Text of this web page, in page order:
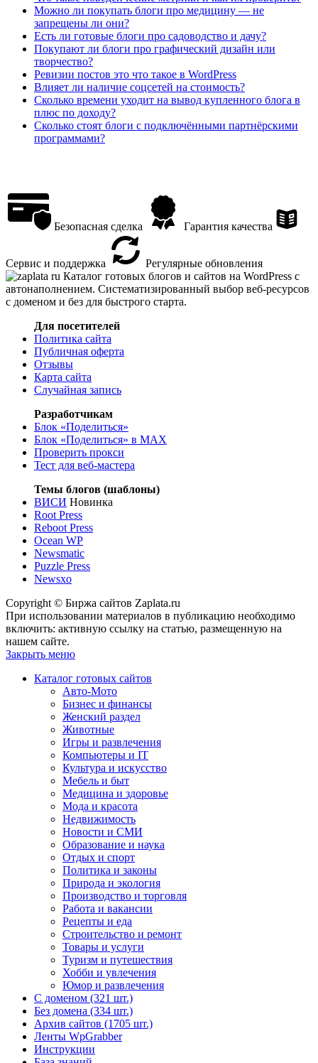
Можно ли покупать блоги про медицину — не
запрещены ли они?
Есть ли готовые блоги про садоводство и дачу?
Покупают ли блоги про графический дизайн или
творчество?
Ревизии постов это что такое в WordPress
Влияет ли наличие соцсетей на стоимость?
Сколько времени уходит на вывод купленного блога в
плюс по доходу?
Сколько стоят блоги с подключёнными партнёрскими
программами?
Безопасная сделка Гарантия качества
Сервис и поддержка
Регулярные обновления
Каталог готовых блогов и сайтов на WordPress с
автонаполнением. Систематизированный выбор веб-ресурсов
с доменом и без для быстрого старта.
Для посетителей
Политика сайта
Публичная оферта
Отзывы
Карта сайта
Случайная запись
Разработчикам
Блок «Поделиться»
Блок «Поделиться» в MAX
Проверить прокси
Тест для веб-мастера
Темы блогов (шаблоны)
ВИСИ Новинка
Root Press
Reboot Press
Ocean WP
Newsmatic
Puzzle Press
Newsxo
Copyright © Биржа сайтов Zaplata.ru
При использовании материалов в публикацию необходимо
включить: активную ссылку на статью, размещенную на
нашем сайте.
Закрыть меню
Каталог готовых сайтов
Авто-Мото
Бизнес и финансы
Женский раздел
Животные
Игры и развлечения
Компьютеры и IT
Культура и искусство
Мебель и быт
Медицина и здоровье
Мода и красота
Недвижимость
Новости и СМИ
Образование и наука
Отдых и спорт
Политика и законы
Природа и экология
Производство и торговля
Работа и вакансии
Рецепты и еда
Строительство и ремонт
Товары и услуги
Туризм и путешествия
Хобби и увлечения
Юмор и развлечения
С доменом (321 шт.)
Без домена (334 шт.)
Архив сайтов (1705 шт.)
Ленты WpGrabber
Инструкции